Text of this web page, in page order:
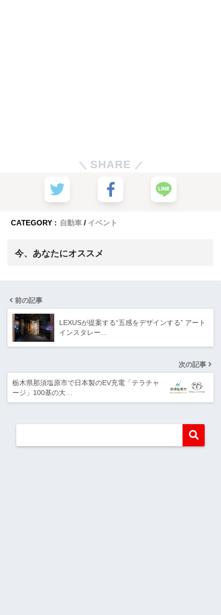
SHARE
CATEGORY : 自動車 イベント
今、あなたにオススメ
前の記事
LEXUSが提案する“五感をデザインする” アート
インスタレー…
次の記事
栃木県那須塩原市で日本製のEV充電「テラチャ
ージ」100基の大…